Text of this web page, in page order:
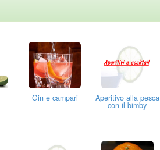
Gin e campari Aperitivo alla pesca
con il bimby